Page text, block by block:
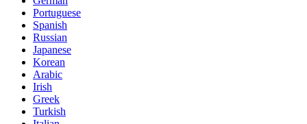
Portuguese
Spanish
Russian
Japanese
Korean
Arabic
Irish
Greek
Turkish